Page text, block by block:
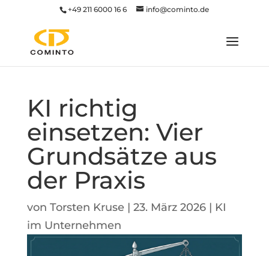
+49 211 6000 16 6 info@cominto.de
KI richtig
einsetzen: Vier
Grundsätze aus
der Praxis
von Torsten Kruse| 23. März 2026| KI
im Unternehmen